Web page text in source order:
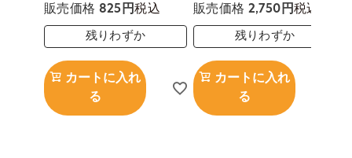
販売価格 825 税込
残りわずか
カートに入れ
る
販売価格 2,750 税込
残りわずか
カートに入れ
る